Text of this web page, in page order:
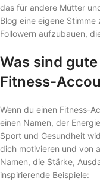
das für andere Mütter
Blog eine eigene
Followern aufzubauen,
Was sind
Fitness-
Wenn du einen Fitness-
einen Namen, der
Sport und Gesundheit
dich motivieren und von
Namen, die Stärke,
inspirierende Beispiele: